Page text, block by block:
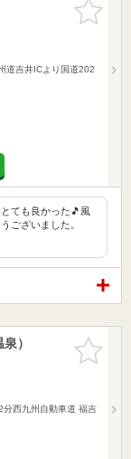
お気に入
りに追加
道吉井ICより国道202
ても良かった🎵風
ございました。
お気に入
りに追加
）
分西九州自動車道 福吉